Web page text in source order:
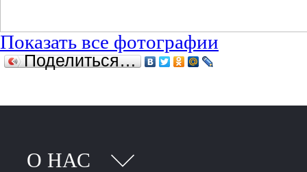
Показать все фотографии
Поделиться…
О НАС